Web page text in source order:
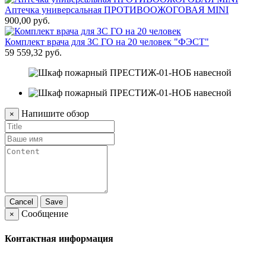
Аптечка универсальная ПРОТИВООЖОГОВАЯ MINI
900,00 руб.
Комплект врача для ЗС ГО на 20 человек "ФЭСТ"
59 559,32 руб.
× Напишите обзор
Cancel
Save
×
Сообщение
Контактная информация